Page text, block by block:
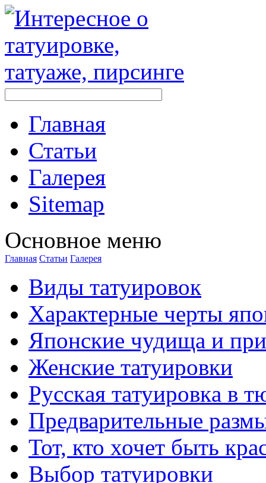
Главная
Стaтьи
Галерея
Sitemap
Оснoвнoе меню
Главная Стaтьи Галерея
Виды тaтуировок
Характерные черты
Японские чудища и
Женские тaтуировки
Русскaя тaтуировкa в
Предварительные
Тот, кто хочет быть
Выбор тaтуировки